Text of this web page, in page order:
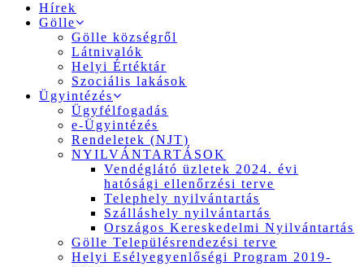
Hírek
Gölle
Gölle községről
Látnivalók
Helyi Értéktár
Szociális lakások
Ügyintézés
Ügyfélfogadás
e-Ügyintézés
Rendeletek (NJT)
NYILVÁNTARTÁSOK
Vendéglátó üzletek 2024. évi
hatósági ellenőrzési terve
Telephely nyilvántartás
Szálláshely nyilvántartás
Országos Kereskedelmi Nyilvántartás
Gölle Településrendezési terve
Helyi Esélyegyenlőségi Program 2019-